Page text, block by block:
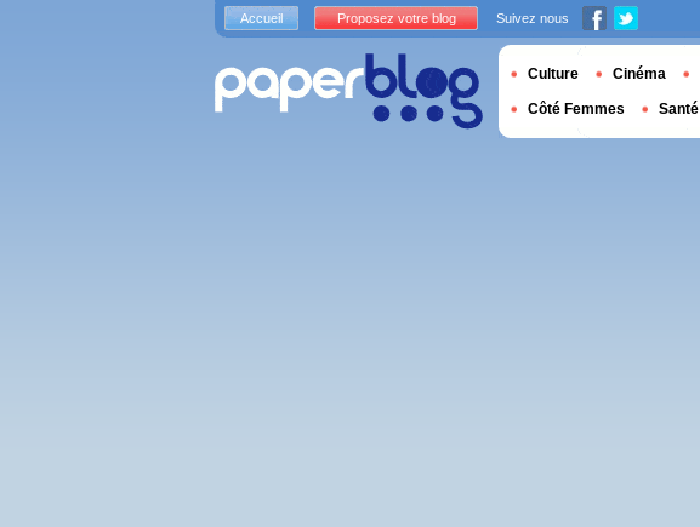
Accueil Proposez votre blog Suivez nous
Culture Cinéma
Côté Femmes Santé